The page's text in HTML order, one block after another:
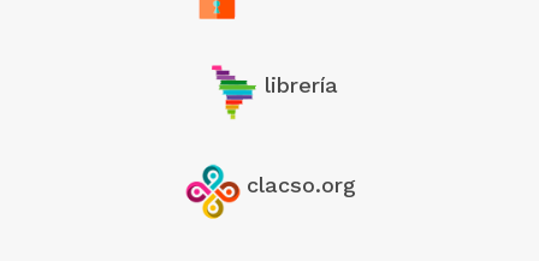
librería
clacso.org